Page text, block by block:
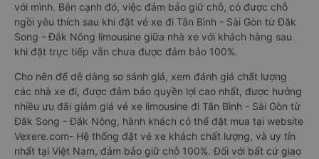
với mình. Bên cạnh đó, việc đảm bảo giữ chỗ, có được chỗ
ngồi yêu thích sau khi đặt vé xe đi Tân Bình - Sài Gòn từ Đăk
Song - Đắk Nông limousine giữa nhà xe với khách hàng sau
khi đặt trực tiếp vẫn chưa được đảm bảo 100%.
Cho nên để dễ dàng so sánh giá, xem đánh giá chất lượng
các nhà xe đi, được đảm bảo quyền lợi cao nhất, được hưởng
nhiều ưu đãi giảm giá vé xe limousine đi Tân Bình - Sài Gòn từ
Đăk Song - Đắk Nông, hành khách có thể đặt mua tại website
Vexere.com- Hệ thống đặt vé xe khách chất lượng, và uy tín
nhất tại Việt Nam, đảm bảo giữ chỗ 100%. Đối với bất cứ giao